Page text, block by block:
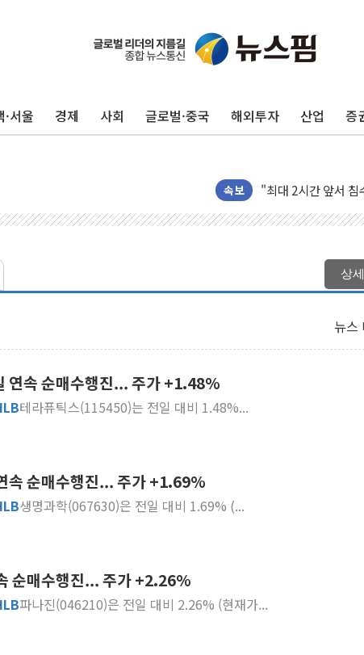
·서울 경제 사회 글로벌·중국 해외투자 산업 증
속보
코스피·코스닥 오
'입추'인데 연일 찜
유니슨 "국내생산세
창호 교체하다 난간
[속보] 종합특검, '
AI에 승부 건 네이
日, 4~6월 105조
오렌지플래닛 창업
경찰, '300억대 사
[속보] '해병 순직
부동산정책 정상
경찰, '강북구 오피
"취약계층에 더 가
美·日 환율공조에
구리값 사상 최고
에어프레미아, 호
상
뉴스
연속 순매수행진... 주가 +1.48%
테라퓨틱스(115450)는 전일 대비 1.48%...
속 순매수행진... 주가 +1.69%
생명과학(067630)은 전일 대비 1.69% (...
순매수행진... 주가 +2.26%
파나진(046210)은 전일 대비 2.26% (현재가...